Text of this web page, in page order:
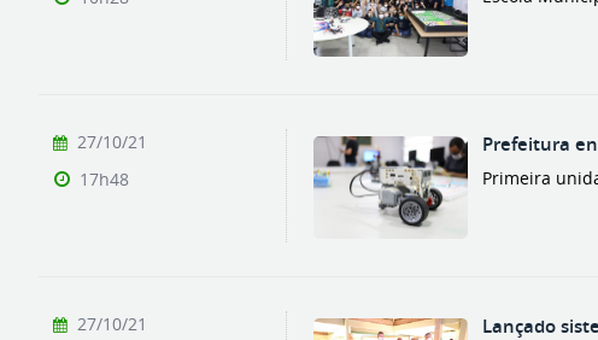
Prefeitura
Primeira
27/10/21
17h48
Lançado
27/10/21